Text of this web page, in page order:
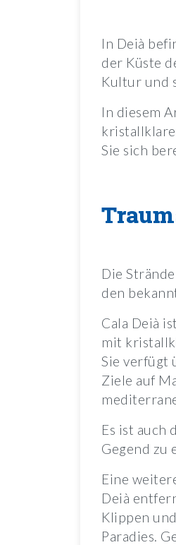
In Deià
der Küste
Kultur und
In diesem
Sie sich
Die
den
Cala Deià
mit
Sie verfügt
Ziele auf
Es ist auch
Gegend zu
Eine
Deià
Klippen
Paradies.